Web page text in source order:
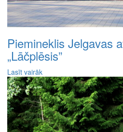
Piemineklis Jelgavas
„Lāčplēsis”
Lasīt vairāk